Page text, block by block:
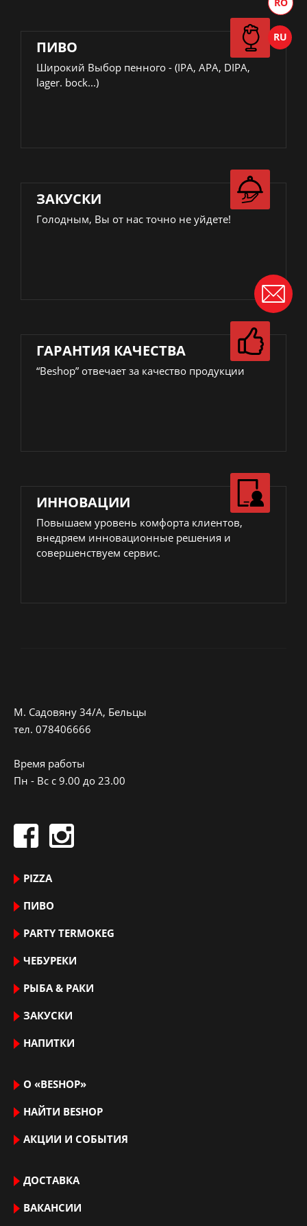
ПИВО
Широкий Выбор пенного - (IPA, APA, DIPA,
lager. bock...)
ЗАКУСКИ
Голодным, Вы от нас точно не уйдете!
ГАРАНТИЯ КАЧЕСТВА
“Beshop” отвечает за качество продукции
ИННОВАЦИИ
Повышаем уровень комфорта клиентов,
внедряем инновационные решения и
совершенствуем сервис.
M. Садовяну 34/A, Бельцы
тeл. 078406666
Время работы
Пн - Вс с 9.00 до 23.00
PIZZA
ПИВО
PARTY TERMOKEG
ЧЕБУРЕКИ
РЫБА & РАКИ
ЗАКУСКИ
НАПИТКИ
О «BESHOP»
НАЙТИ ВЕSHOP
АКЦИИ И СОБЫТИЯ
ДОСТАВКА
ВАКАНСИИ